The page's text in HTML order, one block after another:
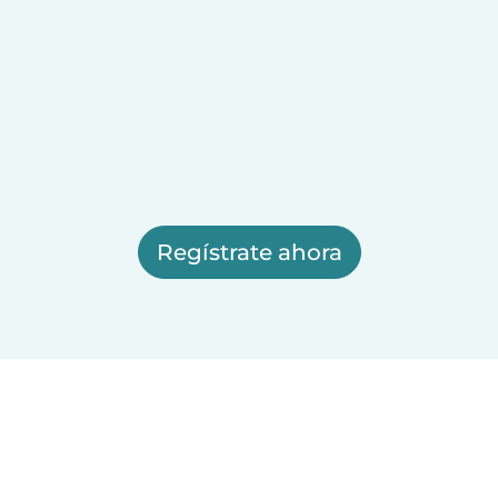
Regístrate ahora